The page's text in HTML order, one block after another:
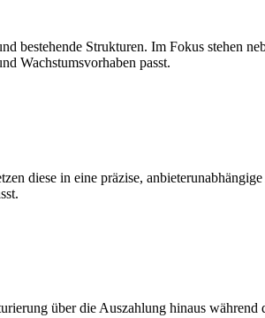
bestehende Strukturen. Im Fokus stehen
Wachstumsvorhaben passt.
diese in eine präzise,
über die Auszahlung hinaus